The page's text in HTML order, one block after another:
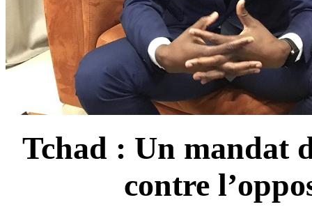
Tchad : Un mandat
contre